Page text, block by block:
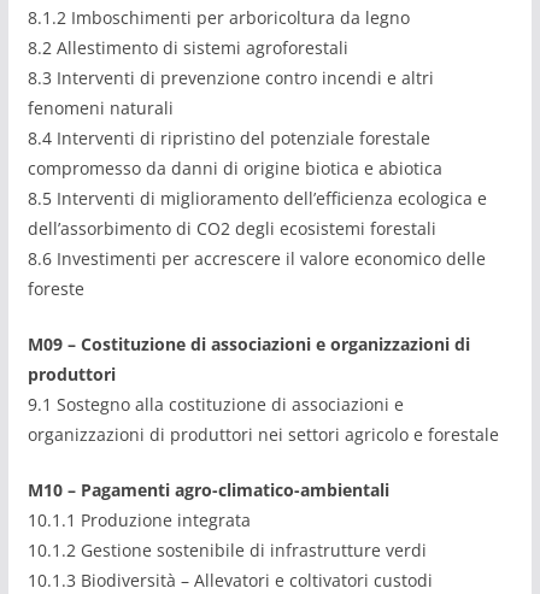
8.1.2 Imboschimenti per arboricoltura da legno
8.2 Allestimento di sistemi agroforestali
8.3 Interventi di prevenzione contro incendi e altri
fenomeni naturali
8.4 Interventi di ripristino del potenziale forestale
compromesso da danni di origine biotica e abiotica
8.5 Interventi di miglioramento dell’efficienza ecologica e
dell’assorbimento di CO2 degli ecosistemi forestali
8.6 Investimenti per accrescere il valore economico delle
foreste
M09 – Costituzione di associazioni e organizzazioni di
produttori
9.1 Sostegno alla costituzione di associazioni e
organizzazioni di produttori nei settori agricolo e forestale
M10 – Pagamenti agro-climatico-ambientali
10.1.1 Produzione integrata
10.1.2 Gestione sostenibile di infrastrutture verdi
10.1.3 Biodiversità – Allevatori e coltivatori custodi